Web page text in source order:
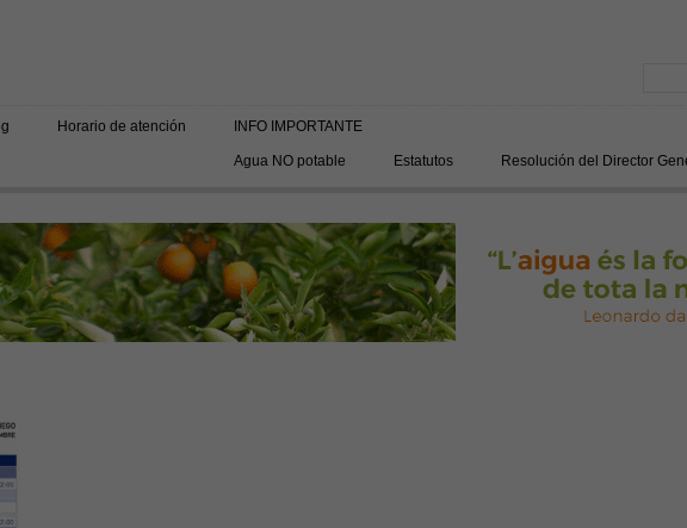
Horario de atención INFO IMPORTANTE
Agua NO potable Estatutos Resolución del Director